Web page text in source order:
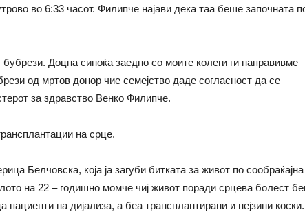
во 6:33 часот. Филипче најави дека таа беше започната
Доцна синоќа заедно со моите колеги ги направивме
од мртов донор чие семејство даде согласност да се
за здравство Венко Филипче.
на срце.
Белчовска, која ја загуби битката за живот по сообраќајна
на 22 – годишно момче чиј живот поради срцева болест
пациенти на дијализа, а беа трансплантирани и нејзини коски.